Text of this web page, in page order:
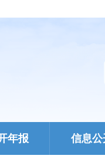
年报 信息